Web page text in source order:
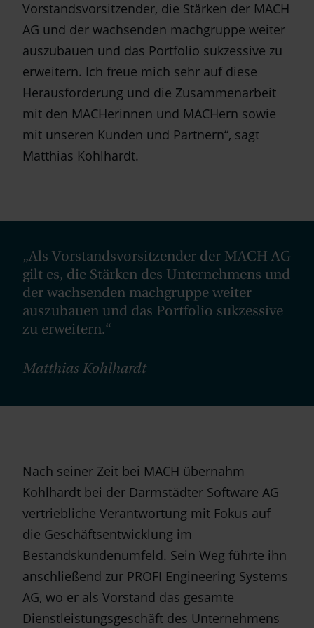
Vorstandsvorsitzender, die Stärken der MACH
AG und der wachsenden machgruppe weiter
auszubauen und das Portfolio sukzessive zu
erweitern. Ich freue mich sehr auf diese
Herausforderung und die Zusammenarbeit
mit den MACHerinnen und MACHern sowie
mit unseren Kunden und Partnern“, sagt
Matthias Kohlhardt.
„Als Vorstandsvorsitzender der MACH AG
gilt es, die Stärken des Unternehmens und
der wachsenden machgruppe weiter
auszubauen und das Portfolio sukzessive
zu erweitern.“
Matthias Kohlhardt
Nach seiner Zeit bei MACH übernahm
Kohlhardt bei der Darmstädter Software AG
vertriebliche Verantwortung mit Fokus auf
die Geschäftsentwicklung im
Bestandskundenumfeld. Sein Weg führte ihn
anschließend zur PROFI Engineering Systems
AG, wo er als Vorstand das gesamte
Dienstleistungsgeschäft des Unternehmens